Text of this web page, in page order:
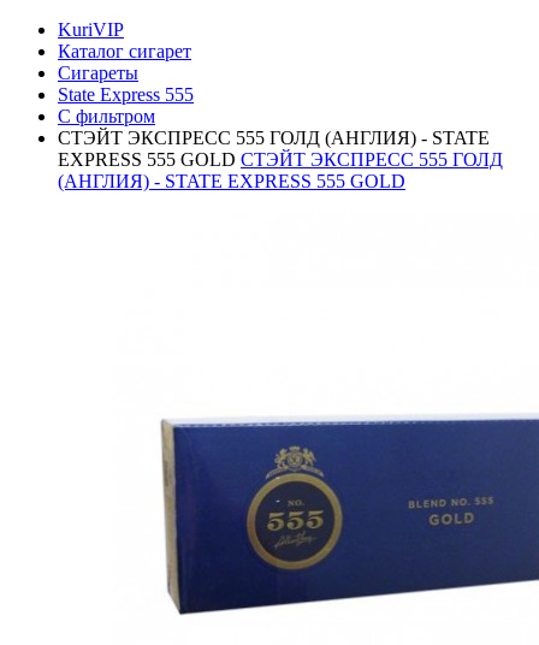
KuriVIP
Каталог сигарет
Сигареты
State Express 555
С фильтром
СТЭЙТ ЭКСПРЕСС 555 ГОЛД (АНГЛИЯ) - STATE
EXPRESS 555 GOLD СТЭЙТ ЭКСПРЕСС 555 ГОЛД
(АНГЛИЯ) - STATE EXPRESS 555 GOLD